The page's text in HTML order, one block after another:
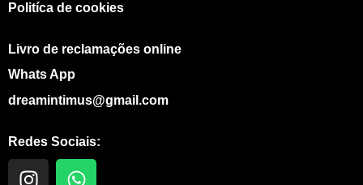
Politíca de cookies
Livro de reclamações online
Whats App
dreamintimus@gmail.com
Redes Sociais:
I
W